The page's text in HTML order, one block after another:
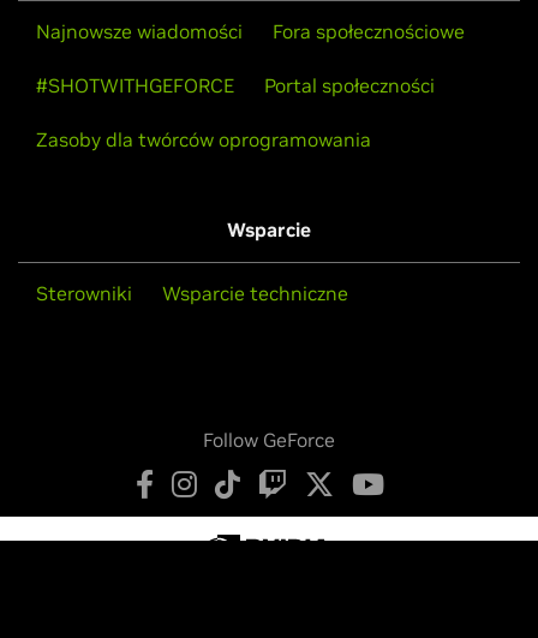
Najnowsze wiadomości Fora społecznościowe
#SHOTWITHGEFORCE Portal społeczności
Zasoby dla twórców oprogramowania
Wsparcie
Sterowniki Wsparcie techniczne
Follow GeForce